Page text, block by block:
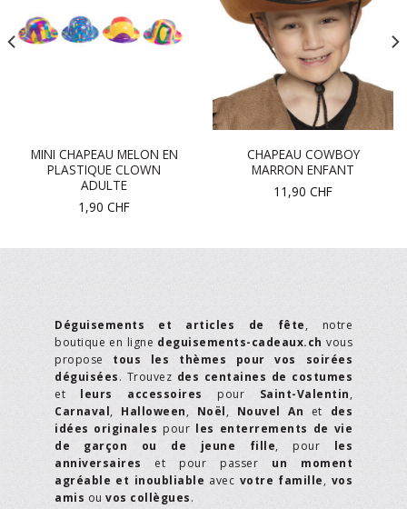
MINI CHAPEAU MELON EN
PLASTIQUE CLOWN
ADULTE
1,90 CHF
CHAPEAU COWBOY
MARRON ENFANT
11,90 CHF
Déguisements et articles de fête, notre
boutique en ligne deguisements-cadeaux.ch vous
propose tous les thèmes pour vos soirées
déguisées. Trouvez des centaines de costumes
et leurs accessoires pour Saint-Valentin,
Carnaval, Halloween, Noël, Nouvel An et des
idées originales pour les enterrements de vie
de garçon ou de jeune fille, pour les
anniversaires et pour passer un moment
agréable et inoubliable avec votre famille, vos
amis ou vos collègues.